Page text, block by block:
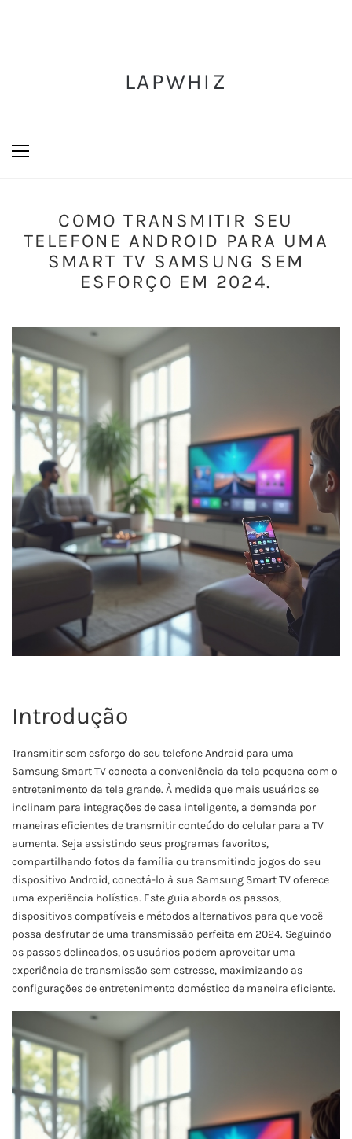
LAPWHIZ
COMO TRANSMITIR SEU
TELEFONE ANDROID PARA UMA
SMART TV SAMSUNG SEM
ESFORÇO EM 2024.
Introdução
Transmitir sem esforço do seu telefone Android para uma
Samsung Smart TV conecta a conveniência da tela pequena com o
entretenimento da tela grande. À medida que mais usuários se
inclinam para integrações de casa inteligente, a demanda por
maneiras eficientes de transmitir conteúdo do celular para a TV
aumenta. Seja assistindo seus programas favoritos,
compartilhando fotos da família ou transmitindo jogos do seu
dispositivo Android, conectá-lo à sua Samsung Smart TV oferece
uma experiência holística. Este guia aborda os passos,
dispositivos compatíveis e métodos alternativos para que você
possa desfrutar de uma transmissão perfeita em 2024. Seguindo
os passos delineados, os usuários podem aproveitar uma
experiência de transmissão sem estresse, maximizando as
configurações de entretenimento doméstico de maneira eficiente.